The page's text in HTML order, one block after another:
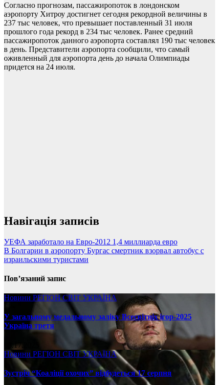
Согласно прогнозам, пассажиропоток в лондонском
аэропорту Хитроу достигнет сегодня рекордной величины в
237 тыс человек, что превышает поставленный 31 июля
прошлого года рекорд в 234 тыс человек. Ранее средний
пассажиропоток данного аэропорта составлял 190 тыс человек
в день. Представители аэропорта сообщили, что самый
оживленный для аэропорта день до начала Олимпиады
придется на 24 июля.
Навігація записів
УЕФА заработало на Евро-2012 1,4 миллиарда евро
В Болгарии в аэропорту Бургас смертник взорвал автобус с
израильскими туристами
Пов’язаний запис
Новини РЕГІОНСВІТ УКРАЇНА
У загальному медальному заліку Всесвітніх ігор-2025
Україна третя
08.17.2025
Новини РЕГІОН СВІТУКРАЇНА
Зустріч “Коаліції охочих” відбудеться 17 серпня